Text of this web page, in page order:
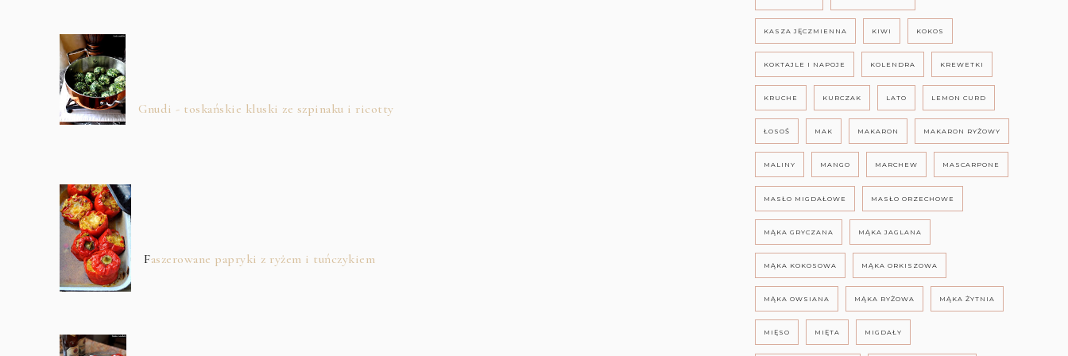
Gnudi - toskańskie kluski ze szpinaku i ricotty
Faszerowane papryki z ryżem i tuńczykiem
KASZA JĘCZMIENNA KIWI KOKOS
KOKTAJLE I NAPOJE KOLENDRA KREWETKI
KRUCHE KURCZAK LATO LEMON CURD
ŁOSOŚ MAK MAKARON MAKARON RYŻOWY
MALINY MANGO MARCHEW MASCARPONE
MASŁO MIGDAŁOWE MASŁO ORZECHOWE
MĄKA GRYCZANA MĄKA JAGLANA
MĄKA KOKOSOWA MĄKA ORKISZOWA
MĄKA OWSIANA MĄKA RYŻOWA MĄKA ŻYTNIA
MIĘSO MIĘTA MIGDAŁY